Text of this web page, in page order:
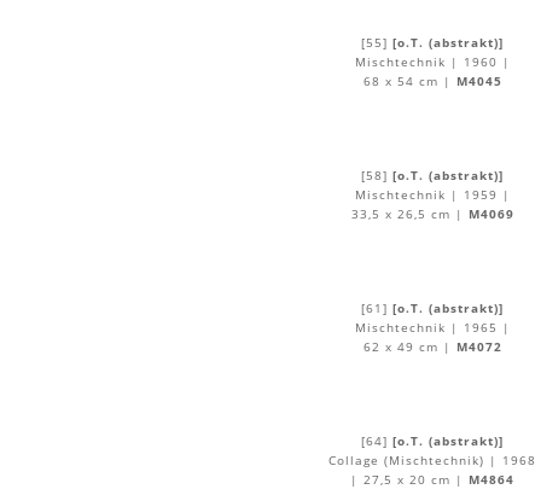
[55] [o.T. (abstrakt)]
Mischtechnik | 1960 |
68 x 54 cm |
M4045
[58] [o.T. (abstrakt)]
Mischtechnik | 1959 |
33,5 x 26,5 cm |
M4069
[61] [o.T. (abstrakt)]
Mischtechnik | 1965 |
62 x 49 cm |
M4072
[64] [o.T. (abstrakt)]
Collage (Mischtechnik) | 1968
| 27,5 x 20 cm |
M4864